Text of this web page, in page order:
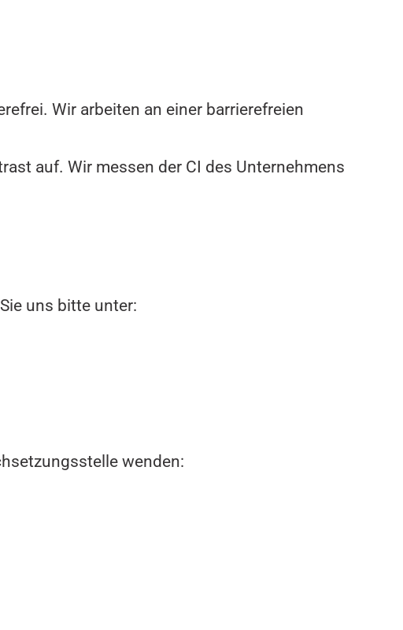
Wir arbeiten an einer barrierefreien
auf. Wir messen der CI des Unternehmens
uns bitte unter:
wenden: